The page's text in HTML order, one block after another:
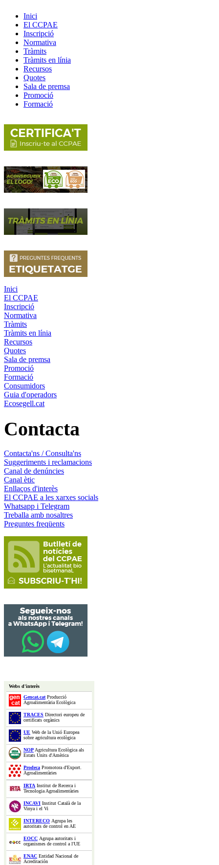
Inici
El CCPAE
Inscripció
Normativa
Tràmits
Tràmits en línia
Recursos
Quotes
Sala de premsa
Promoció
Formació
Inici
El CCPAE
Inscripció
Normativa
Tràmits
Tràmits en línia
Recursos
Quotes
Sala de premsa
Promoció
Formació
Consumidors
Guia d'operadors
Ecosegell.cat
Contacta
Contacta'ns / Consulta'ns
Suggeriments i reclamacions
Canal de denúncies
Canal ètic
Enllaços d'interès
El CCPAE a les xarxes socials
Whatsapp i Telegram
Treballa amb nosaltres
Preguntes freqüents
Webs d'interès
Gencat.catProducció
Agroalimentària Ecològica
TRACES Directori europeu de
certificats orgànics
UE Web de la Unió Europea
sobre agricultura ecològica
NOPAgricultura Ecològica als
Estats Units d'Amèrica
Prodeca Promotora d'Export.
Agroalimentàries
IRTA Institut de Recerca i
Tecnologia Agroalimentàries
INCAVI Institut Català de la
Vinya i el Vi
INTERECO Agrupa les
autoritats de control en AE
EOCC Agrupa autoritats i
organismes de control a l'UE
ENAC Entidad Nacional de
Acreditación